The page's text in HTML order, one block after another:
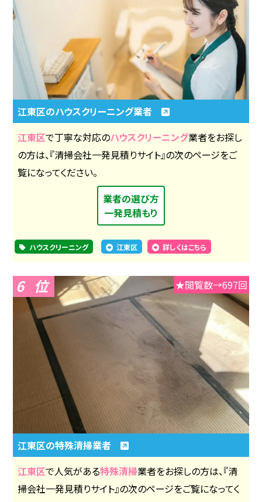
江東区のハウスクリーニング業者
江東区で丁寧な対応のハウスクリーニング業者をお探し
の方は、『清掃会社一発見積りサイト』の次のページをご
覧になってください。
業者の選び方
一発見積もり
ハウスクリーニング 江東区 詳しくはこちら
6 ★閲覧数→697回
江東区の特殊清掃業者
江東区で人気がある特殊清掃業者をお探しの方は、『清
掃会社一発見積りサイト』の次のページをご覧になってく